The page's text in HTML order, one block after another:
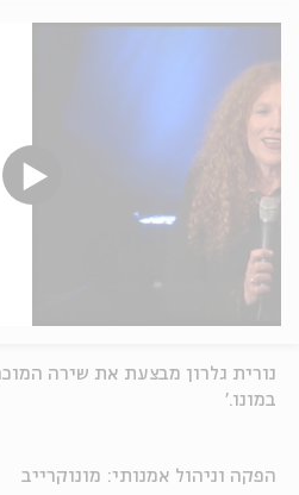
נורית גלרון מבצעת את שירה
במונו.'
הפקה וניהול אמנותי: מונוקרייב